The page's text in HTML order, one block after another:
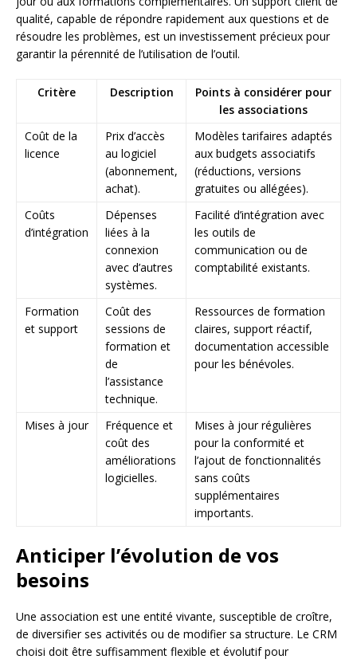
qualité, capable de répondre rapidement aux questions et de
résoudre les problèmes, est un investissement précieux pour
garantir la pérennité de l’utilisation de l’outil.
Critère Description
Points à considérer pour
les associations
Coût de la
licence
Prix d’accès
au logiciel
(abonnement,
achat).
Modèles tarifaires adaptés
aux budgets associatifs
(réductions, versions
gratuites ou allégées).
Coûts
d’intégration
Dépenses
liées à la
connexion
avec d’autres
systèmes.
Facilité d’intégration avec
les outils de
communication ou de
comptabilité existants.
Formation
et support
Coût des
sessions de
formation et
de
l’assistance
technique.
Ressources de formation
claires, support réactif,
documentation accessible
pour les bénévoles.
Mises à jour
Fréquence et
coût des
améliorations
logicielles.
Mises à jour régulières
pour la conformité et
l’ajout de fonctionnalités
sans coûts
supplémentaires
importants.
Anticiper l’évolution de vos
besoins
Une association est une entité vivante, susceptible de croître,
de diversifier ses activités ou de modifier sa structure. Le CRM
choisi doit être suffisamment flexible et évolutif pour